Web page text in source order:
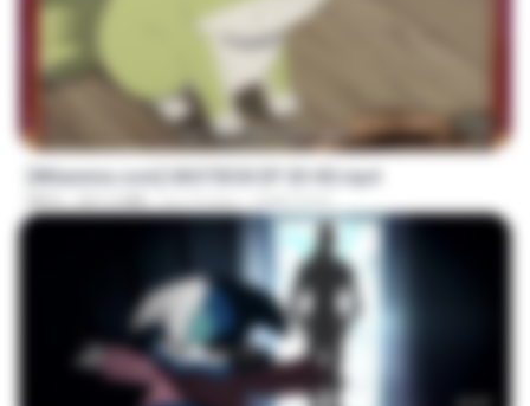
[Witanime.com] GKSTIEOII EP 03 HD.mp4
MP4 321.5 MB há 19 dias GAIKTSOS